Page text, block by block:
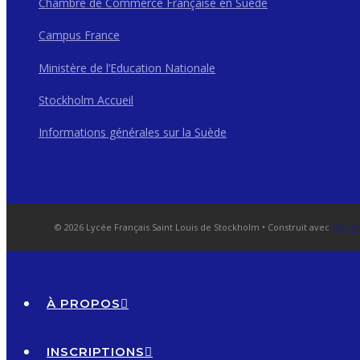
Campus France
Ministère de l’Education Nationale
Stockholm Accueil
Informations générales sur la Suède
© 2026 Lycée Français Saint Louis de Stockholm • Construit avec
À PROPOS
INSCRIPTIONS